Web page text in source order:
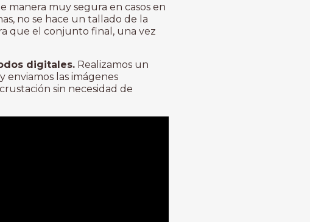
manera muy segura en casos en
no se hace un tallado de la
que el conjunto final, una vez
digitales. Realizamos un
enviamos las imágenes
sin necesidad de